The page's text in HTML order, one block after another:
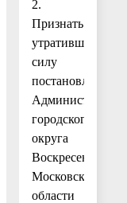
2.
Признать
утратившим
силу
постановление
Администрации
городского
округа
Воскресенск
Московской
области